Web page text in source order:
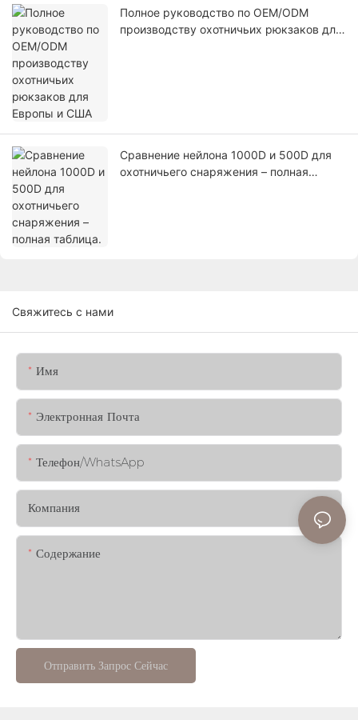
Полное руководство по OEM/ODM
производству охотничьих рюкзаков для
Сравнение нейлона 1000D и 500D для
охотничьего снаряжения – полная
Свяжитесь с нами
Имя
Электронная Почта
Телефон/WhatsApp
Компания
Содержание
Отправить Запрос Сейчас